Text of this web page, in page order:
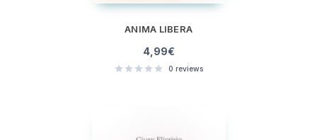
ANIMA LIBERA
4,99€
0 reviews